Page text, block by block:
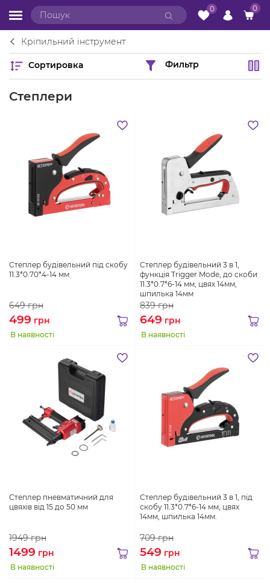
0 0
Кріпильний інструмент
Сортировка Фильтр
Степлери
Степлер будівельний під скобу
11.3*0.70*4-14 мм
649грн
499 грн
В наявності
Степлер будiвельний 3 в 1,
функцiя Trigger Mode, до скоби
11.3*0.7*6-14 мм, цвях 14мм,
шпилька 14мм
839грн
649 грн
В наявності
Степлер пневматичний для
цвяхів від 15 до 50 мм
1949грн
1499 грн
В наявності
Степлер будівельний 3 в 1, під
скобу 11.3*0.7*6-14 мм, цвях
14мм, шпилька 14мм.
709грн
549 грн
В наявності